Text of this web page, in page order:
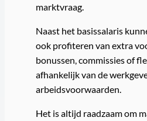
marktvraag.
Naast het basissalaris
ook profiteren van extra
bonussen, commissies of
afhankelijk van de
arbeidsvoorwaarden.
Het is altijd raadzaam om